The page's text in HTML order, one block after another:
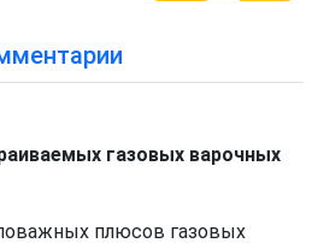
газовых варочных
плюсов газовых